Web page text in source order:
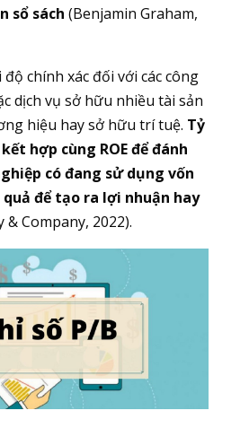
sổ sách (Benjamin Graham,
chính xác đối với các công
dịch vụ sở hữu nhiều tài sản
hiệu hay sở hữu trí tuệ. Tỷ
hợp cùng ROE để đánh
có đang sử dụng vốn
để tạo ra lợi nhuận hay
& Company, 2022).